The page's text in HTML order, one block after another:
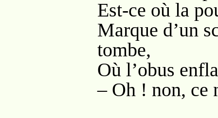
Est-ce où la
Marque d’un
tombe,
Où l’obus
– Oh ! non, ce